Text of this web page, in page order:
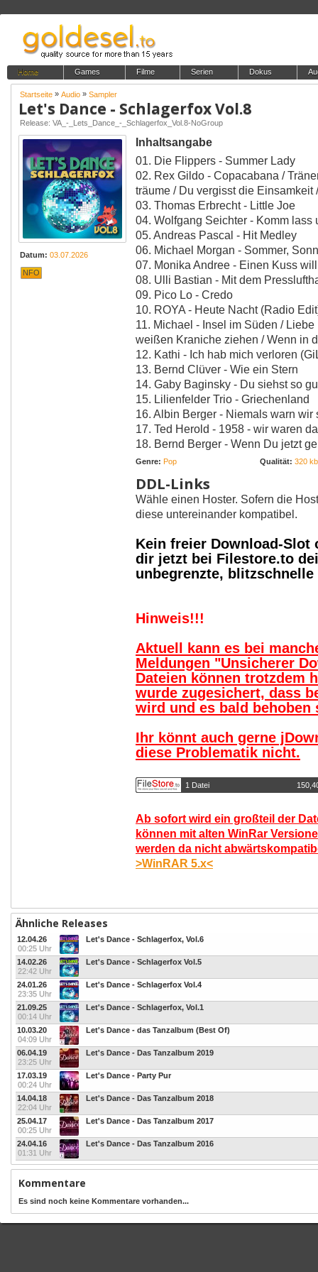
Home Games Filme Serien Dokus
Startseite » Audio » Sampler
Let's Dance - Schlagerfox Vol.8
Release: VA_-_Lets_Dance_-_Schlagerfox_Vol.8-NoGroup
Datum: 03.07.2026
NFO
Inhaltsangabe
01. Die Flippers - Summer Lady
02. Rex Gildo - Copacabana /
träume / Du vergisst die
03. Thomas Erbrecht - Little Joe
04. Wolfgang Seichter - Komm lass
05. Andreas Pascal - Hit Medley
06. Michael Morgan - Sommer,
07. Monika Andree - Einen Kuss
08. Ulli Bastian - Mit dem
09. Pico Lo - Credo
10. ROYA - Heute Nacht (Radio
11. Michael - Insel im Süden /
weißen Kraniche ziehen / Wenn in
12. Kathi - Ich hab mich verloren
13. Bernd Clüver - Wie ein Stern
14. Gaby Baginsky - Du siehst so
15. Lilienfelder Trio - Griechenland
16. Albin Berger - Niemals warn wir
17. Ted Herold - 1958 - wir waren
18. Bernd Berger - Wenn Du jetzt
Genre: Pop Qualität: 320
DDL-Links
Wähle einen Hoster. Sofern die
diese untereinander kompatibel.
Kein freier Download-Slot
dir jetzt bei Filestore.to
unbegrenzte,
Hinweis!!!
Aktuell kann es bei
Meldungen "Unsicherer
Dateien können trotzdem
wurde zugesichert, dass
wird und es bald behoben
Ihr könnt auch gerne
diese Problematik nicht.
1 Datei
Ab sofort wird ein großteil der
können mit alten WinRar
werden da nicht
>WinRAR 5.x<
Ähnliche Releases
12.04.26
00:25 Uhr
Let's Dance - Schlagerfox, Vol.6
14.02.26
22:42 Uhr
Let's Dance - Schlagerfox Vol.5
24.01.26
23:35 Uhr
Let's Dance - Schlagerfox Vol.4
21.09.25
00:14 Uhr
Let's Dance - Schlagerfox, Vol.1
10.03.20
04:09 Uhr
Let's Dance - das Tanzalbum (Best Of)
06.04.19
23:25 Uhr
Let's Dance - Das Tanzalbum 2019
17.03.19
00:24 Uhr
Let's Dance - Party Pur
14.04.18
22:04 Uhr
Let's Dance - Das Tanzalbum 2018
25.04.17
00:25 Uhr
Let's Dance - Das Tanzalbum 2017
24.04.16
01:31 Uhr
Let's Dance - Das Tanzalbum 2016
Kommentare
Es sind noch keine Kommentare vorhanden...